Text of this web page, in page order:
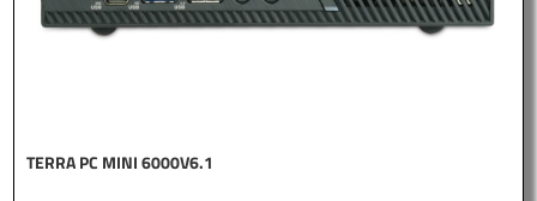
TERRA PC MINI 6000V6.1